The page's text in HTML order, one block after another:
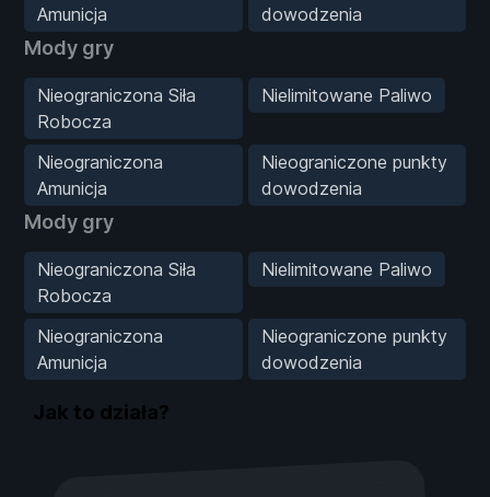
Amunicja
dowodzenia
Mody gry
Nieograniczona Siła
Robocza
Nielimitowane Paliwo
Nieograniczona
Amunicja
Nieograniczone punkty
dowodzenia
Mody gry
Nieograniczona Siła
Robocza
Nielimitowane Paliwo
Nieograniczona
Amunicja
Nieograniczone punkty
dowodzenia
Jak to działa?